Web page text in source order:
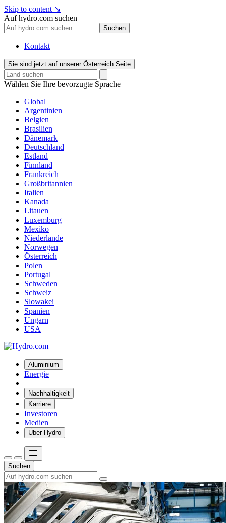
Skip to content ↘
Auf hydro.com suchen
Suchen
Kontakt
Sie sind jetzt auf unserer Österreich Seite
Wählen Sie Ihre bevorzugte Sprache
Global
Argentinien
Belgien
Brasilien
Dänemark
Deutschland
Estland
Finnland
Frankreich
Großbritannien
Italien
Kanada
Litauen
Luxemburg
Mexiko
Niederlande
Norwegen
Österreich
Polen
Portugal
Schweden
Schweiz
Slowakei
Spanien
Ungarn
USA
Aluminium
Energie
Nachhaltigkeit
Karriere
Investoren
Medien
Über Hydro
Suchen